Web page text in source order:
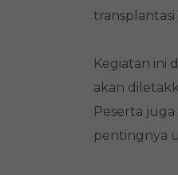
Kegiatan ini
akan
Peserta
pentingnya